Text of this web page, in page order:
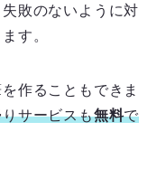
敗のないように対
す。
作ることもできま
サービスも無料で